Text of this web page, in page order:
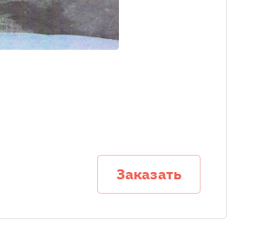
Заказать